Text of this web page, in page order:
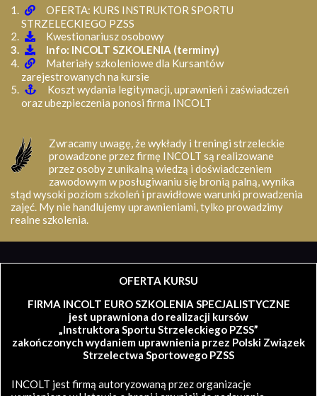
OFERTA: KURS INSTRUKTOR SPORTU
STRZELECKIEGO PZSS
Kwestionariusz osobowy
Info: INCOLT SZKOLENIA (terminy)
Materiały szkoleniowe dla Kursantów
zarejestrowanych na kursie
Koszt wydania legitymacji, uprawnień i zaświadczeń
oraz ubezpieczenia ponosi firma INCOLT
Zwracamy uwagę, że wykłady i treningi strzeleckie
prowadzone przez firmę INCOLT są realizowane
przez osoby z unikalną wiedzą i doświadczeniem
zawodowym w posługiwaniu się bronią palną, wynika
stąd wysoki poziom szkoleń i prawidłowe warunki prowadzenia
zajęć. My nie handlujemy uprawnieniami, tylko prowadzimy
realne szkolenia.
OFERTA KURSU
FIRMA INCOLT EURO SZKOLENIA SPECJALISTYCZNE
jest uprawniona do realizacji kursów
„Instruktora Sportu Strzeleckiego PZSS”
zakończonych wydaniem uprawnienia przez Polski Związek
Strzelectwa Sportowego PZSS
INCOLT jest firmą autoryzowaną przez organizacje